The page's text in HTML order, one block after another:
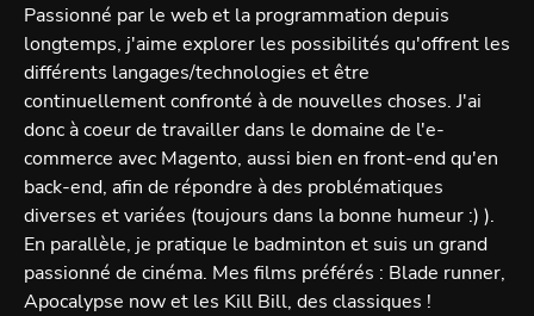
Passionné par le web et la programmation depuis
longtemps, j'aime explorer les possibilités qu'offrent les
différents langages/technologies et être
continuellement confronté à de nouvelles choses. J'ai
donc à coeur de travailler dans le domaine de l'e-
commerce avec Magento, aussi bien en front-end qu'en
back-end, afin de répondre à des problématiques
diverses et variées (toujours dans la bonne humeur :) ).
En parallèle, je pratique le badminton et suis un grand
passionné de cinéma. Mes films préférés : Blade runner,
Apocalypse now et les Kill Bill, des classiques !